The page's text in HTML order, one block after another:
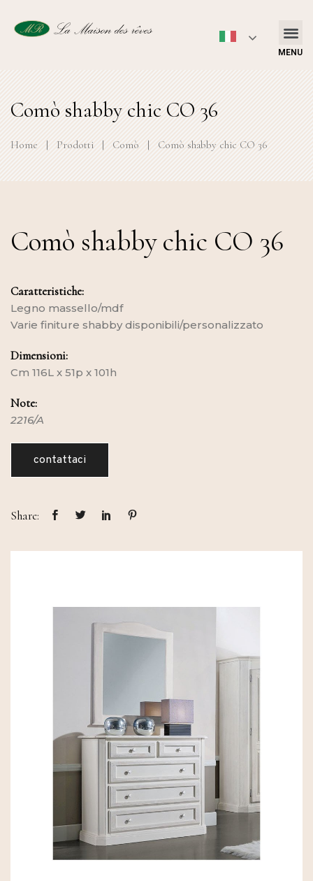
MENU
Comò shabby chic CO 36
Home | Prodotti | Comò | Comò shabby chic CO 36
Comò shabby chic CO 36
Caratteristiche:
Legno massello/mdf
Varie finiture shabby disponibili/personalizzato
Dimensioni:
Cm 116L x 51p x 101h
Note:
2216/A
contattaci
Share: